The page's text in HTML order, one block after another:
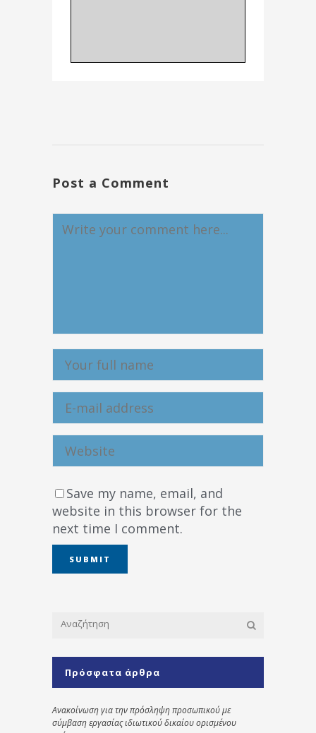
Post a Comment
Save my name, email, and
website in this browser for the
next time I comment.
Πρόσφατα άρθρα
Ανακοίνωση για την πρόσληψη προσωπικού με
σύμβαση εργασίας ιδιωτικού δικαίου ορισμένου